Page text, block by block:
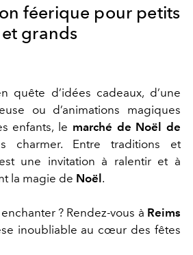
féerique pour petits
et grands
quête d’idées cadeaux, d’une
ou d’animations magiques
enfants, le marché de Noël de
charmer. Entre traditions et
une invitation à ralentir et à
la magie de Noël .
? Rendez-vous à Reims
inoubliable au cœur des fêtes